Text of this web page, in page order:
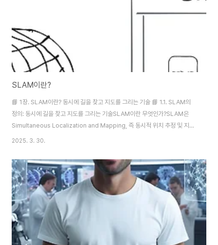
SLAM이란?
📘 1장. SLAM이란? 동시에 길을 찾고 지도를 그리는 기술 📘 1.1. SLAM의
정의: 동시에 길을 찾고 지도를 그리는 기술SLAM이란 무엇인가?SLAM은
Simultaneous Localization and Mapping, 즉 동시적 위치 추정 및 지도
작성의 약자입니다. 이름에서 알 수 있듯이, SLAM은 로봇이나 기계가 스스로
미합니다.이러한 기술은 로봇이 사람처럼 스스로 탐색하고 판단하며 움직이기
위한 핵심 능력입니다. 주변의 도움(GPS 등) 없이 자신만의 센서만으로 실시
간 위치 파악과 공간 이해를 동시에 수행해야 하기 때문입니다.SLAM이 필요
한 이유스마트폰의 GPS 기능은 야외에서는 매우 유용하지만, 실내에서는..
2025. 3. 30.